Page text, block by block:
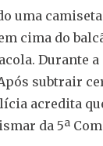
uma
cima do
Durante
subtrair
acredita
da 5ª